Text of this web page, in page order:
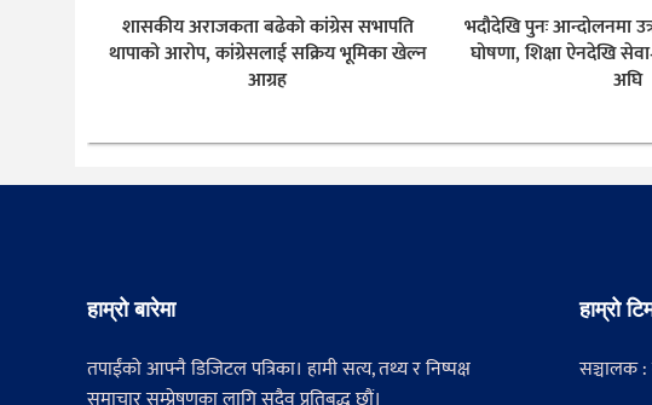
शासकीय अराजकता बढेको कांग्रेस सभापति
थापाको आरोप, कांग्रेसलाई सक्रिय भूमिका खेल्न
आग्रह
भदौदेखि पुनः आन्दोलनमा
घोषणा, शिक्षा ऐनदेखि
अघि
हाम्रो बारेमा
तपाईंको आफ्नै डिजिटल पत्रिका। हामी सत्य, तथ्य र निष्पक्ष
हाम्रो
सञ्चालक :